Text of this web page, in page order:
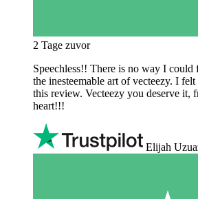
2 Tage zuvor
Speechless!! There is no way I
the inesteemable art of vecteezy. I
this review. Vecteezy you deserve it,
heart!!!
Elijah